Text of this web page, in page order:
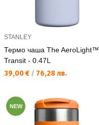
STANLEY
Термо чаша The AeroLight™
Transit - 0.47L
Текуща цена:
39,00 € / 76,28 лв.
NEW